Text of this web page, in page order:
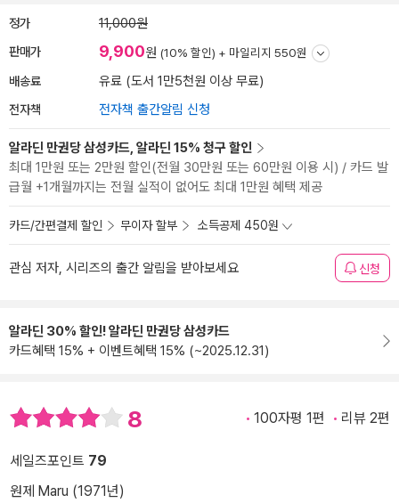
정가 11,000원
판매가 9,900원 (10% 할인) + 마일리지 550원
배송료 유료 (도서 1만5천원 이상 무료)
전자책 전자책 출간알림 신청
알라딘 만권당 삼성카드, 알라딘 15% 청구 할인
최대 1만원 또는 2만원 할인(전월 30만원 또는 60만원 이용 시) / 카드 발
급월 +1개월까지는 전월 실적이 없어도 최대 1만원 혜택 제공
카드/간편결제 할인 무이자 할부 소득공제 450원
관심 저자, 시리즈의 출간 알림을 받아보세요 신청
알라딘 30% 할인! 알라딘 만권당 삼성카드
카드혜택 15% + 이벤트혜택 15% (~2025.12.31)
8 100자평 1편 리뷰 2편
세일즈포인트 79
원제 Maru (1971년)